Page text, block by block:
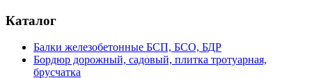
Каталог
Балки железобетонные БСП, БСО, БДР
Бордюр дорожный, садовый, плитка тротуарная,
брусчатка